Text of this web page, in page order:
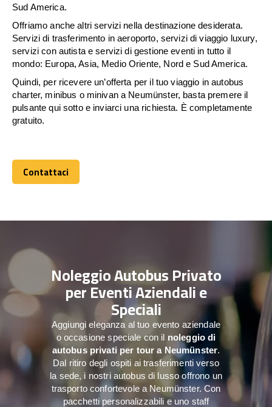
Sud America.
Offriamo anche altri servizi nella destinazione desiderata.
Servizi di trasferimento in aeroporto, servizi di viaggio luxury,
servizi con autista e servizi di gestione eventi in tutto il
mondo: Europa, Asia, Medio Oriente, Nord e Sud America.
Quindi, per ricevere un’offerta per il tuo viaggio in autobus
charter, minibus o minivan a Neumünster, basta premere il
pulsante qui sotto e inviarci una richiesta. È completamente
gratuito.
Contattaci
Contattaci
Noleggio Autobus Privato
per Eventi Aziendali e
Speciali
Aggiungi eleganza al tuo evento aziendale
o occasione speciale con il noleggio di
autobus privati per tour a Neumünster.
Dal ritiro degli ospiti ai trasferimenti verso
la sede, i nostri autobus di lusso offrono un
trasporto confortevole a Neumünster. Con
pacchetti personalizzabili e uno staff